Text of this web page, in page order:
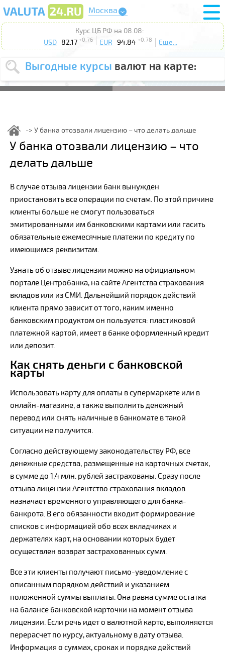
Москва
Курс ЦБ РФ на 08.08:
USD
82.17 +0.76 EUR 94.84 +0.78 Еще...
Выгодные курсы валют на карте:
Выберите
USD EUR
курс от :
Выберите
действие: Продать Купить
У банка отозвали лицензию – что делать дальше
У банка отозвали лицензию – что
делать дальше
В случае отзыва лицензии банк вынужден
приостановить все операции по счетам. По этой причине
клиенты больше не смогут пользоваться
эмитированными им банковскими картами или гасить
обязательные ежемесячные платежи по кредиту по
имеющимся реквизитам.
Узнать об отзыве лицензии можно на официальном
портале Центробанка, на сайте Агентства страхования
вкладов или из СМИ. Дальнейший порядок действий
клиента прямо зависит от того, каким именно
банковским продуктом он пользуется: пластиковой
платежной картой, имеет в банке оформленный кредит
или депозит.
Как снять деньги с банковской
карты
Использовать карту для оплаты в супермаркете или в
онлайн-магазине, а также выполнить денежный
перевод или снять наличные в банкомате в такой
ситуации не получится.
Согласно действующему законодательству РФ, все
денежные средства, размещенные на карточных счетах,
в сумме до 1,4 млн. рублей застрахованы. Сразу после
отзыва лицензии Агентство страхования вкладов
назначает временного управляющего для банка-
банкрота. В его обязанности входит формирование
списков с информацией обо всех вкладчиках и
держателях карт, на основании которых будет
осуществлен возврат застрахованных сумм.
Все эти клиенты получают письмо-уведомление с
описанным порядком действий и указанием
положенной суммы выплаты. Она равна сумме остатка
на балансе банковской карточки на момент отзыва
лицензии. Если речь идет о валютной карте, выполняется
перерасчет по курсу, актуальному в дату отзыва.
Информация о суммах, сроках и порядке действий